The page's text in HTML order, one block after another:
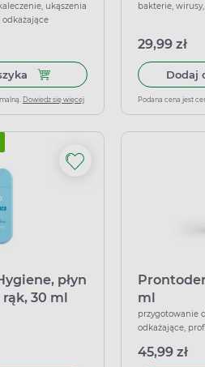
ukąszenia
odkażające
Dodaj do koszyka Asept Spray,
Dowiedz się więcej
bakterie,
29,99 zł
Dodaj
Podana cena jest
płyn
rąk, 30 ml
ml
przygotowanie
odkażające,
45,99 zł